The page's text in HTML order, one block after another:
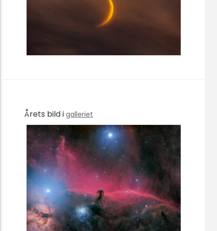
Årets bild i galleriet